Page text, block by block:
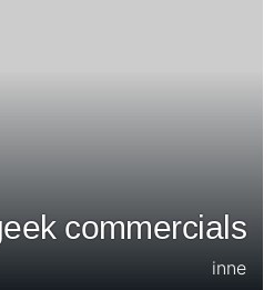
commercials
inne